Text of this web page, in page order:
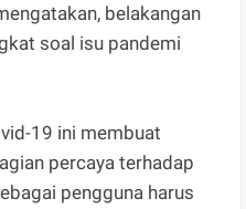
belakangan
soal isu pandemi
19 ini membuat
percaya terhadap
pengguna harus